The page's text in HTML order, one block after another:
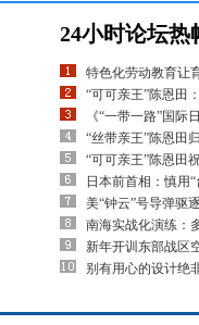
24小时论坛热
特色化劳动教育让
“可可亲王”陈恩田
《“一带一路”国际
“丝带亲王”陈恩田
“可可亲王”陈恩田
日本前首相：慎用
美“钟云”号导弹驱
南海实战化演练：
新年开训东部战区
别有用心的设计绝